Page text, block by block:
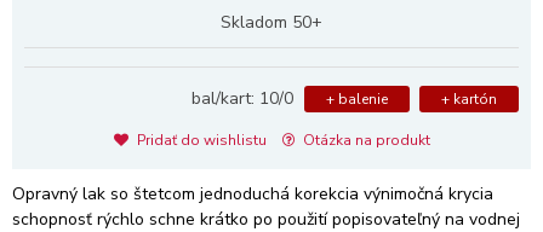
Skladom 50+
bal/kart: 10/0 + balenie + kartón
Pridať do wishlistu Otázka na produkt
Opravný lak so štetcom jednoduchá korekcia výnimočná krycia
schopnosť rýchlo schne krátko po použití popisovateľný na vodnej